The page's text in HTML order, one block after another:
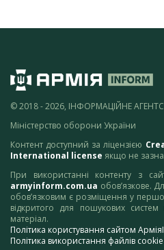
© 2018 - 2026, ІНФОРМАЦІЙНЕ
Міністерство оборони України
Контент доступний за ліцензією
International license якщо не
При використанні контенту з
armyinform.com.ua обов’язкове.
обов’язковим є розміщення у
відкритого для пошукових
матеріал.
Політика користування сайтом
Політика використання файлів cookie